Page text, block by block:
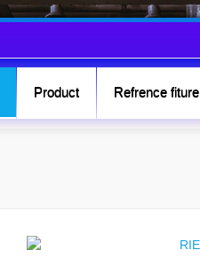
Product Refrence fiture